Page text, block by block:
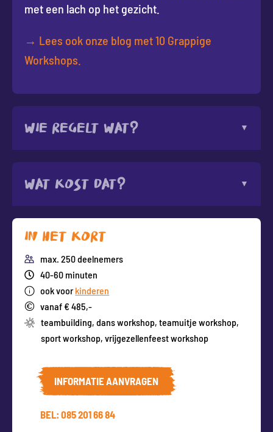
met een lach op het gezicht.
→ Lees ook onze blog met 10 Grappige
Workshops.
Wie regelt wat?
Wat kost dat?
In het kort
max. 250 deelnemers
40-60 minuten
ook voorkinderen
vanaf € 485,-
teambuilding, dans workshop, teamuitje workshop,
sport workshop, vrijgezellenfeest workshop
INFORMATIE AANVRAGEN
BEL: 085 201 66 84